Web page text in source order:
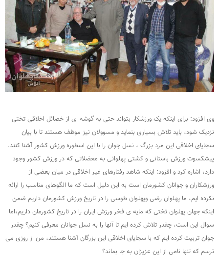
وی افزود: برای اینکه یک ورزشکار بتواند حتی به گوشه ای از خصائل اخلاقی تختی
نزدیک شود، باید تلاش بسیاری بنماید و مسوولان نیز موظف هستند تا با بیان
سجایای اخلاقی این مرد بزرگ ، نسل جوان را با این اسطوره ورزش کشور آشنا کنند.
پیشکسوت ورزش باستانی و کشتی پهلوانی به معضلاتی که در ورزش کشور وجود
دارد، اشاره کرد و افزود: اینکه شاهد رفتارهای غیر اخلاقی در میان بعضی از
ورزشکاران و جوانان کشورمان است به این دلیل است که ما الگوهای مناسب را ارائه
نکرده ایم، ما پهلوان رضی وپهلوان طوسی را در تاریخ ورزش کشورمان داریم ضمن
اینکه جهان پهلوان تختی که مایه ی فخر ورزش ایران را در تاریخ کشورمان داریم،اما
سوال این است، چقدر تلاش کرده ایم تا آنها را به نسل جوانان معرفی کنیم؟ چقدر
جوان تربیت کرده ایم که با سجایای اخلاقی این بزرگان آشنا هستند، من از روزی می
ترسم که تنها نامی از این عزیزان به جا بماند؟